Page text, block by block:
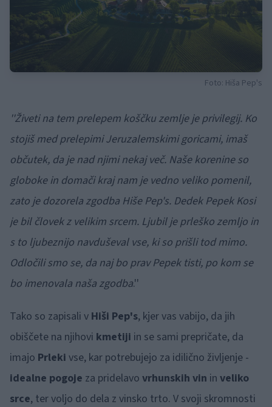
Foto: Hiša Pep's
''Živeti na tem prelepem koščku zemlje je privilegij. Ko
stojiš med prelepimi Jeruzalemskimi goricami, imaš
občutek, da je nad njimi nekaj več. Naše korenine so
globoke in domači kraj nam je vedno veliko pomenil,
zato je dozorela zgodba Hiše Pep's. Dedek Pepek Kosi
je bil človek z velikim srcem. Ljubil je prleško zemljo in
s to ljubeznijo navduševal vse, ki so prišli tod mimo.
Odločili smo se, da naj bo prav Pepek tisti, po kom se
bo imenovala naša zgodba.''
Tako so zapisali v Hiši Pep's, kjer vas vabijo, da jih
obiščete na njihovi kmetiji in se sami prepričate, da
imajo Prleki vse, kar potrebujejo za idilično življenje -
idealne pogoje za pridelavo vrhunskih vin in veliko
srce, ter voljo do dela z vinsko trto. V svoji skromnosti